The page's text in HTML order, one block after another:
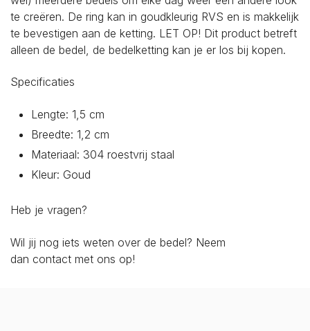
te creëren. De ring kan in goudkleurig RVS en is makkelijk
te bevestigen aan de ketting. LET OP! Dit product betreft
alleen de bedel, de bedelketting kan je er los bij kopen.
Specificaties
Lengte: 1,5 cm
Breedte: 1,2 cm
Materiaal: 304 roestvrij staal
Kleur: Goud
Heb je vragen?
Wil jij nog iets weten over de bedel? Neem
dan contact met ons op!